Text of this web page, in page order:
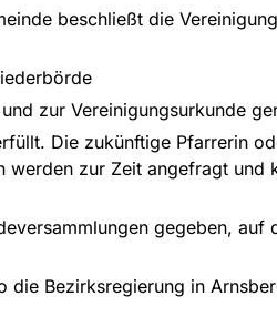
beschließt die
zur Vereinigungsurkunde
Die zukünftige Pfarrerin
werden zur Zeit angefragt und
gegeben, auf
Bezirksregierung in